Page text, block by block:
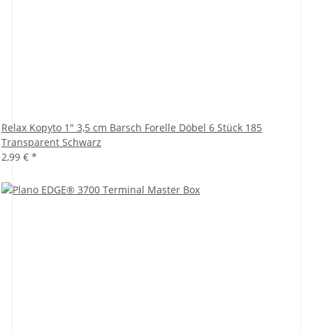
Relax Kopyto 1" 3,5 cm Barsch Forelle Döbel 6 Stück 185
Transparent Schwarz
2,99 € *